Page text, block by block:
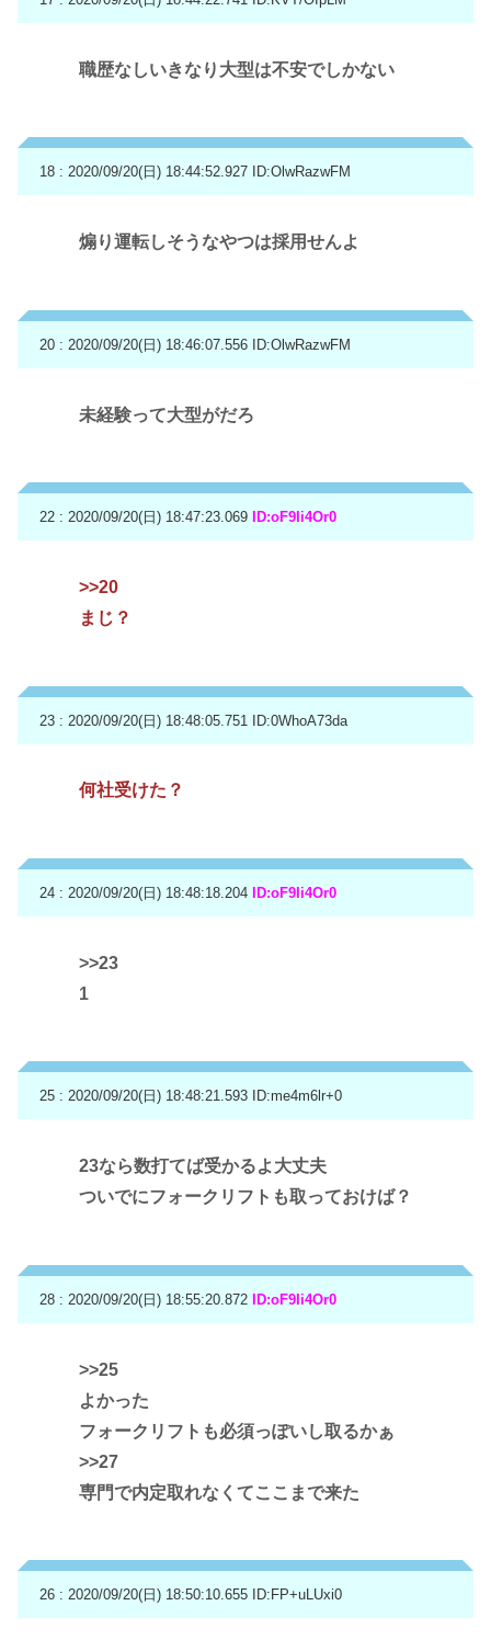
職歴なしいきなり大型は不安でしかない
18 : 2020/09/20(日) 18:44:52.927 ID:OlwRazwFM
煽り運転しそうなやつは採用せんよ
20 : 2020/09/20(日) 18:46:07.556 ID:OlwRazwFM
未経験って大型がだろ
22 : 2020/09/20(日) 18:47:23.069 ID:oF9Ii4Or0
>>20
まじ？
23 : 2020/09/20(日) 18:48:05.751 ID:0WhoA73da
何社受けた？
24 : 2020/09/20(日) 18:48:18.204 ID:oF9Ii4Or0
>>23
1
25 : 2020/09/20(日) 18:48:21.593 ID:me4m6lr+0
23なら数打てば受かるよ大丈夫
ついでにフォークリフトも取っておけば？
28 : 2020/09/20(日) 18:55:20.872 ID:oF9Ii4Or0
>>25
よかった
フォークリフトも必須っぽいし取るかぁ
>>27
専門で内定取れなくてここまで来た
26 : 2020/09/20(日) 18:50:10.655 ID:FP+uLUxi0